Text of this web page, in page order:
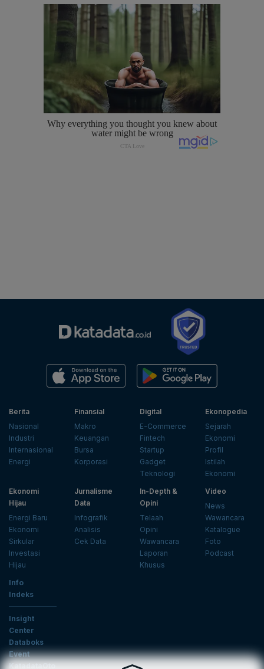
Berita
Nasional
Industri
Internasional
Energi
Finansial
Makro
Keuangan
Bursa
Korporasi
Digital
E-Commerce
Fintech
Startup
Gadget
Teknologi
Ekonopedia
Sejarah
Ekonomi
Profil
Istilah
Ekonomi
Ekonomi
Hijau
Energi Baru
Ekonomi
Sirkular
Investasi
Hijau
Jurnalisme
Data
Infografik
Analisis
Cek Data
In-Depth &
Opini
Telaah
Opini
Wawancara
Laporan
Khusus
Video
News
Wawancara
Katalogue
Foto
Podcast
Info
Indeks
Insight
Center
Databoks
Event
KatadataOto